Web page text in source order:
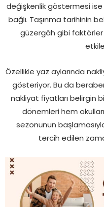
değişkenlik göstermesi
bağlı. Taşınma tarihinin
güzergâh gibi
Özellikle yaz aylarında
gösteriyor. Bu da
nakliyat fiyatları belirgin
dönemleri hem
sezonunun
tercih edilen